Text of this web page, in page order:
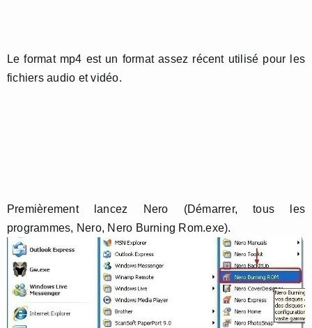
Le format mp4 est un format assez récent utilisé pour les
fichiers audio et vidéo.
Premièrement lancez Nero (Démarrer, tous les
programmes, Nero, Nero Burning Rom.exe).